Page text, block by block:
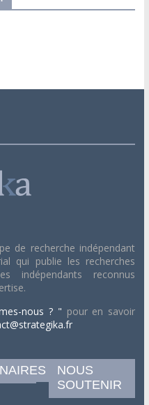
de recherche indépendant
qui publie les recherches
indépendants reconnus
nous ? " pour en savoir
NOUS
SOUTENIR